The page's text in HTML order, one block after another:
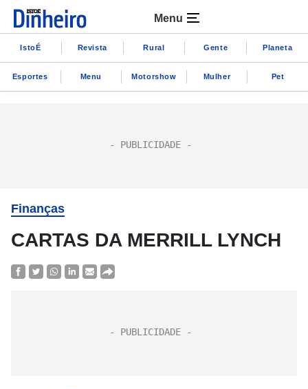
Menu
IstoÉ Revista Rural Gente Planeta
Esportes Menu Motorshow Mulher Pet
Finanças
CARTAS DA MERRILL LYNCH